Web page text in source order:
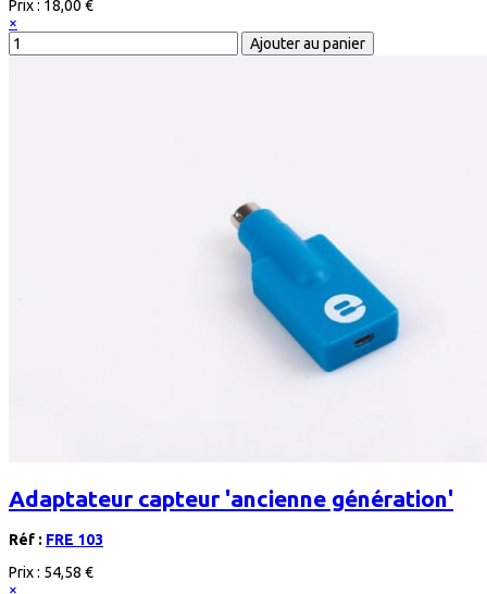
Prix : 18,00 €
×
Adaptateur capteur 'ancienne génération'
Réf : FRE 103
Prix : 54,58 €
×